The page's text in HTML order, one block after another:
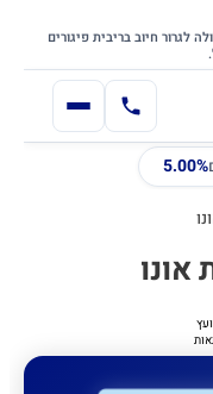
לגרור חיוב בריבית פיגורים
5.00%
אונו